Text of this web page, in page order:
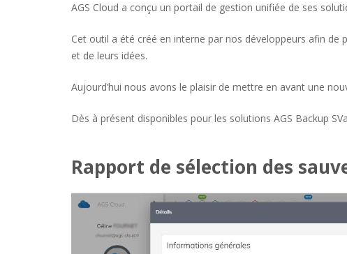
AGS Cloud a conçu un portail de gestion unifiée de ses
Cet outil a été créé en interne par nos développeurs afin
et de leurs idées.
Aujourd’hui nous avons le plaisir de mettre en avant une
Dès à présent disponibles pour les solutions AGS Backup
Rapport de sélection des